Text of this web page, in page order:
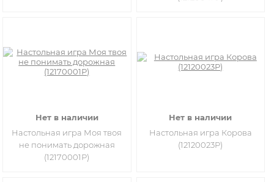
Нет в наличии
Настольная игра Моя твоя
не понимать дорожная
(12170001Р)
Нет в наличии
Настольная игра Корова
(12120023Р)